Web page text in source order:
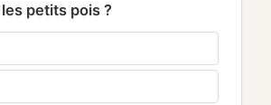
petits pois ?